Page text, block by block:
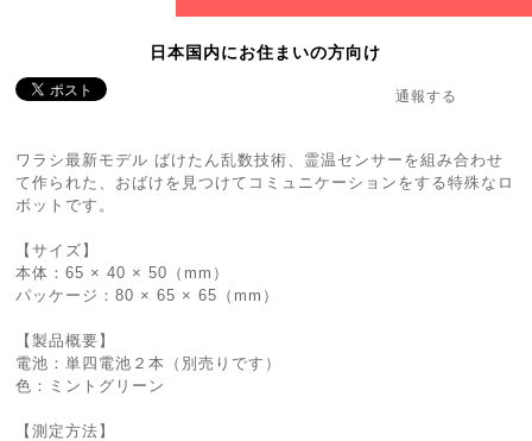
日本国内にお住まいの方向け
通報する
ワラシ最新モデル ばけたん乱数技術、霊温センサーを組み合わせ
て作られた、おばけを見つけてコミュニケーションをする特殊なロ
ボットです。
【サイズ】
本体：65 × 40 × 50（mm）
パッケージ：80 × 65 × 65（mm）
【製品概要】
電池：単四電池２本（別売りです）
色：ミントグリーン
【測定方法】